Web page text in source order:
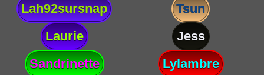
Lah92sursnap
Tsun
Laurie
Jess
Sandrinette
Lylambre